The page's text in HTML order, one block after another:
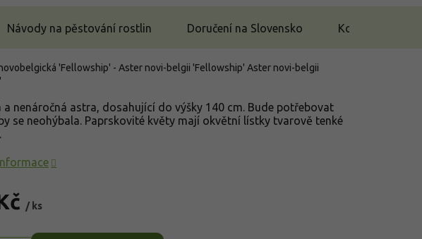
Návody na pěstování rostlin Doručení na Slovensko Kontakt
'Fellowship' - Aster novi-belgii 'Fellowship'Aster novi-belgii
/ ks
a nenáročná astra, dosahující do výšky 140 cm. Bude potřebovat
se neohýbala. Paprskovité květy mají okvětní lístky tvarově tenké